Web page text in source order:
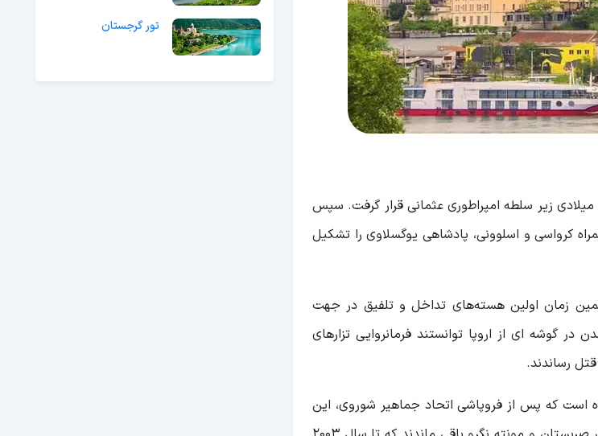
این کشور همراه با کشورهای مونته نگرو، بوسنی و هرزگوین ومقدونیه از سال 389 میلادی زیر سلطه امپراطوری عثمانی قرار گرفت. سپس
و به همراه کرواسی و اسلوونی، پادشاهی یوگسلاوی را تشکیل
زمان اولین هسته‌های تداخل و تلفیق در جهت
گوشه ای از اروپا توانستند فرمانروایی تزارهای
رساندند.
که پس از فروپاشی اتحاد جماهیر شوروی، این
تور گرجستان